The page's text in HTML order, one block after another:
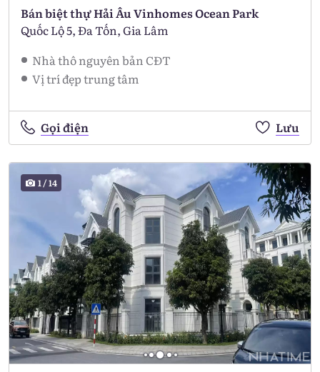
Bán biệt thự Hải Âu Vinhomes Ocean Park
Quốc Lộ 5, Đa Tốn, Gia Lâm
Nhà thô nguyên bản CĐT
Vị trí đẹp trung tâm
Gọi điện Lưu
1/14